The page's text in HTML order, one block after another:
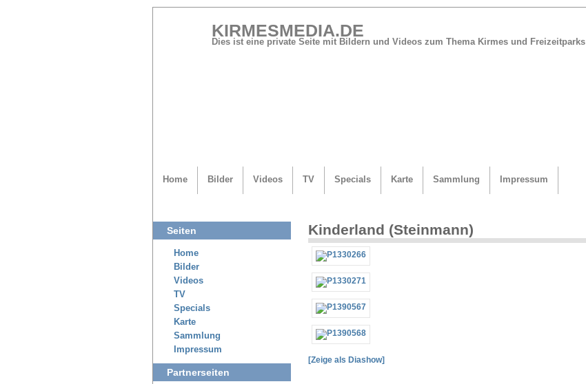
KIRMESMEDIA.DE
Dies ist eine private Seite mit Bildern und Videos zum Thema Kirmes und Freizeitparks
Home Bilder Videos TV Specials Karte Sammlung Impressum
Kinderland (Steinmann)
[Zeige als Diashow]
Seiten
Home
Bilder
Videos
TV
Specials
Karte
Sammlung
Impressum
Partnerseiten